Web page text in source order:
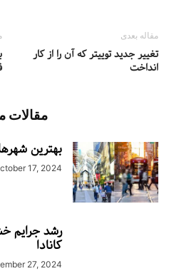
مقاله بعدی
تغییر جدید توییتر که آن را از کار
انداخت
مقالات
بهترین
17, 2024
رشد جرایم
کانادا
27, 2024